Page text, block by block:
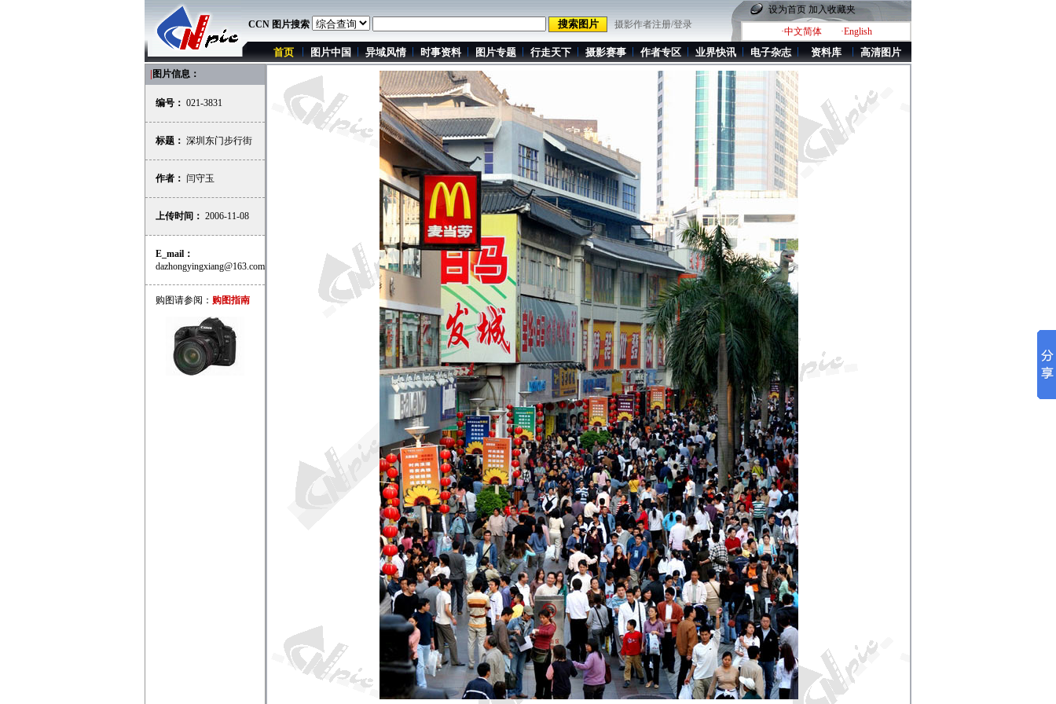
CCN 图片搜索 摄影作者注册/登录
设为首页 加入收藏夹
·中文简体
·English
首页 图片中国 异域风情 时事资料 图片专题 行走天下 摄影赛事 作者专区 业界快讯 电子杂志 资料库 高清图片
图片信息：
编号： 021-3831
标题： 深圳东门步行街
作者： 闫守玉
上传时间： 2006-11-08
E_mail：
dazhongyingxiang@163.com
购图请参阅： 购图指南